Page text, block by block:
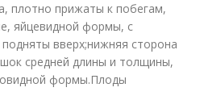
плотно прижаты к побегам,
яйцевидной формы, с
вверх;нижняя сторона
средней длины и толщины,
формы.Плоды